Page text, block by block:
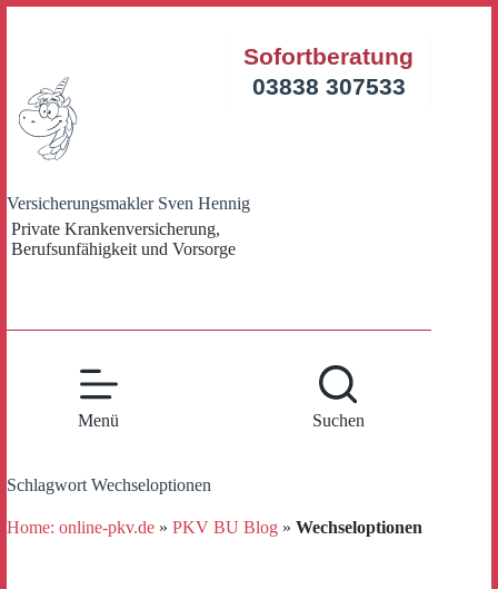
Versicherungsmakler Sven Hennig
Private Krankenversicherung,
Berufsunfähigkeit und Vorsorge
Sofortberatung
03838 307533
Menü Suchen
Schlagwort Wechseloptionen
Home: online-pkv.de » PKV BU Blog » Wechseloptionen